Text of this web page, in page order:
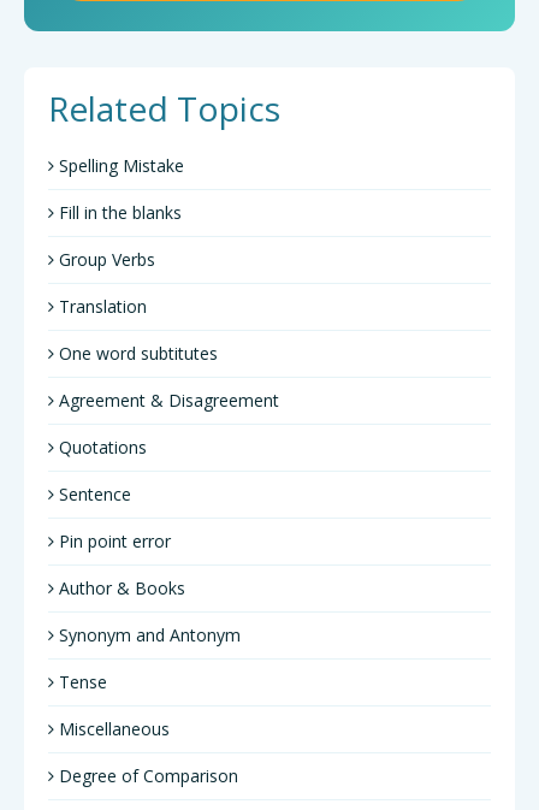
Related Topics
Spelling Mistake
Fill in the blanks
Group Verbs
Translation
One word subtitutes
Agreement & Disagreement
Quotations
Sentence
Pin point error
Author & Books
Synonym and Antonym
Tense
Miscellaneous
Degree of Comparison